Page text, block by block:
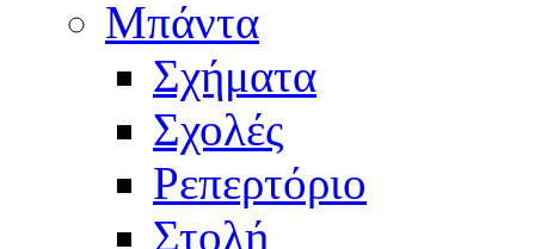
Μπάντα
Σχήματα
Σχολές
Ρεπερτόριο
Στολή